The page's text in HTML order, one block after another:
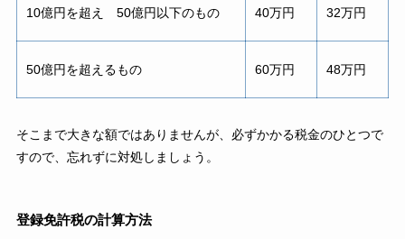
10億円を超え 50億円以下のもの 40万円 32万円
50億円を超えるもの 60万円 48万円
そこまで大きな額ではありませんが、必ずかかる税金のひとつで
すので、忘れずに対処しましょう。
登録免許税の計算方法